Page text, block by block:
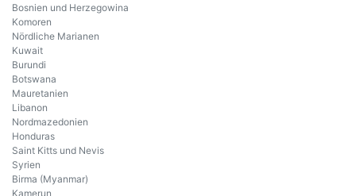
Bosnien und Herzegowina
Komoren
Nördliche Marianen
Kuwait
Burundi
Botswana
Mauretanien
Libanon
Nordmazedonien
Honduras
Saint Kitts und Nevis
Syrien
Birma (Myanmar)
Kamerun